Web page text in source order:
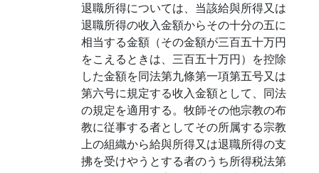
退職所得については、当該給與所得又は
退職所得の收入金額からその十分の五に
相当する金額（その金額が三百五十万円
をこえるときは、三百五十万円）を控除
した金額を同法第九條第一項第五号又は
第六号に規定する收入金額として、同法
の規定を適用する。牧師その他宗教の布
教に従事する者としてその所属する宗教
上の組織から給與所得又は退職所得の支
拂を受けやうとする者のうち所得税法第